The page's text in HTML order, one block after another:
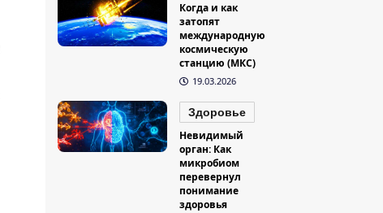
Когда и как
затопят
международную
космическую
станцию (МКС)
19.03.2026
Здоровье
Невидимый
орган: Как
микробиом
перевернул
понимание
здоровья